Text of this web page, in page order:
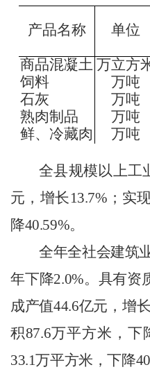
产品名称 单位
商品混凝土 万立方
饲料
万吨
石灰
万吨
熟肉制品
万吨
鲜、 冷藏肉 万吨
全县规模以上工
元，增长 13.7% ；实
降40.59%。
全年全社会建筑
年下降2.0%。 具有资
成产值44.6亿元，增
积87.6万平方米，下
33.1万平方米，下降